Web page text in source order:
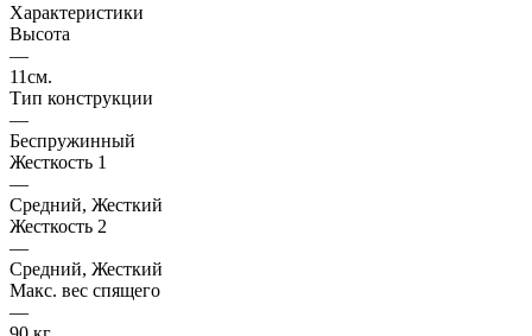
Характеристики
Высота
—
11см.
Тип конструкции
—
Беспружинный
Жесткость 1
—
Средний, Жесткий
Жесткость 2
—
Средний, Жесткий
Макс. вес спящего
—